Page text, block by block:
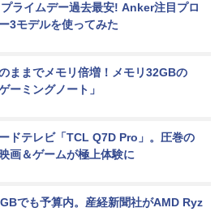
ライムデー過去最安! Anker注目プロ
3モデルを使ってみた
ままでメモリ倍増！メモリ32GBの
ーミングノート」
ドテレビ「TCL Q7D Pro」。圧巻の
画＆ゲームが極上体験に
でも予算内。産経新聞社がAMD Ryz